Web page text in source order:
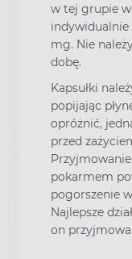
w tej grupie
indywidualnie
mg. Nie
dobę.
Kapsułki
popijając
opróżnić,
przed
pokarmem
pogorszenie
Najlepsze
on